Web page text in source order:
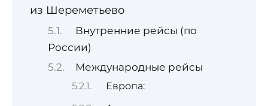
из Шереметьево
Внутренние рейсы (по
России)
Международные рейсы
Европа: